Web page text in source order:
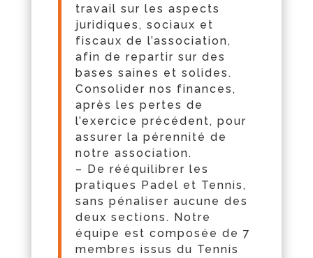
travail sur les aspects
juridiques, sociaux et
fiscaux de l’association,
afin de repartir sur des
bases saines et solides.
Consolider nos finances,
après les pertes de
l’exercice précédent, pour
assurer la pérennité de
notre association.
– De rééquilibrer les
pratiques Padel et Tennis,
sans pénaliser aucune des
deux sections. Notre
équipe est composée de 7
membres issus du Tennis